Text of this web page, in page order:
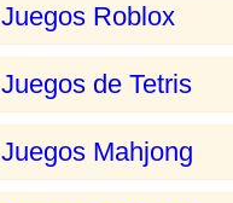
Juegos Roblox
Juegos de Tetris
Juegos Mahjong